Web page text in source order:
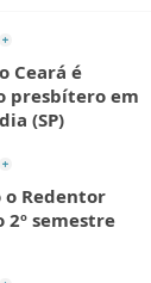
Ceará é
presbítero em
(SP)
o Redentor
2º semestre